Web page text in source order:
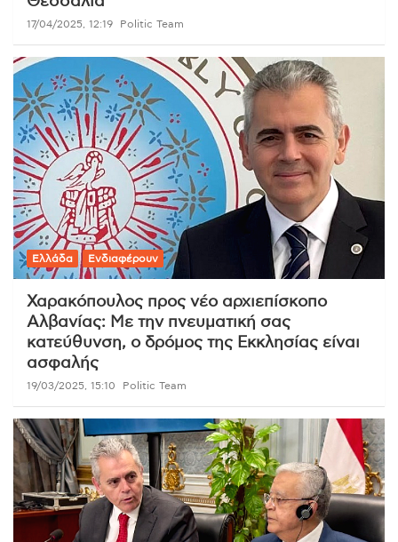
17/04/2025, 12:19 Politic Team
Ελλάδα Ενδιαφέρουν
Χαρακόπουλος προς νέο αρχιεπίσκοπο
Αλβανίας: Με την πνευματική σας
κατεύθυνση, ο δρόμος της Εκκλησίας είναι
ασφαλής
19/03/2025, 15:10 Politic Team